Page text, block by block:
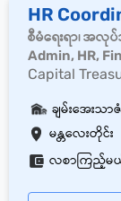
HR
စီမံရေးရာ၊ အလုပ်
Admin, HR,
Capital
မန္တလေးတိုင်း
ချမ်းအေးသာဇံ
လစာကြည့်မ